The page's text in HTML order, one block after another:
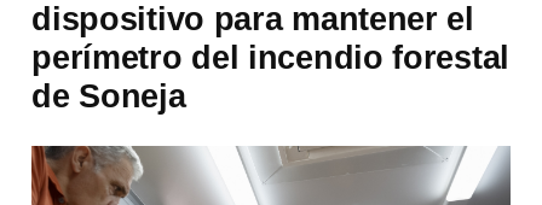
dispositivo para mantener el
perímetro del incendio forestal
de Soneja